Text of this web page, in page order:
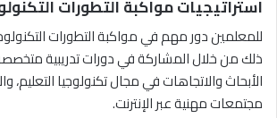
استراتيجيات مواكبة التطورات
للمعلمين دور مهم في مواكبة التطورات
ذلك من خلال المشاركة في دورات تدريبية
الأبحاث والاتجاهات في مجال تكنولوجيا التعليم،
مجتمعات مهنية عبر الإنترنت.